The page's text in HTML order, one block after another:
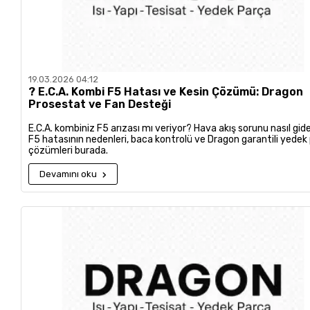
19.03.2026 04:12
?️ E.C.A. Kombi F5 Hatası ve Kesin Çözümü: Dragon
Prosestat ve Fan Desteği
E.C.A. kombiniz F5 arızası mı veriyor? Hava akış sorunu nasıl
F5 hatasının nedenleri, baca kontrolü ve Dragon garantili
çözümleri burada.
Devamını oku